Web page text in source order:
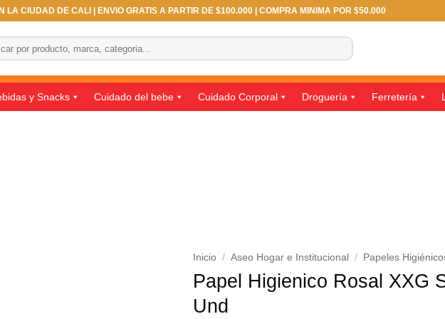
LA CIUDAD DE CALI | ENVIO GRATIS A PARTIR DE $100.000 | COMPRA MINIMA POR $50.000
y Snacks Cuidado del bebe Cuidado Corporal Droguería Ferretería
Inicio / Aseo Hogar e Institucional / Papeles
Papel Higienico Rosal XXG
Und